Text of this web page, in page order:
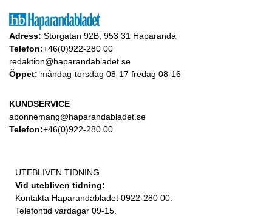
Adress: Storgatan 92B, 953 31 Haparanda
Telefon:+46(0)922-280 00
redaktion@haparandabladet.se
Öppet: måndag-torsdag 08-17 fredag 08-16
KUNDSERVICE
abonnemang@haparandabladet.se
Telefon:+46(0)922-280 00
UTEBLIVEN TIDNING
Vid utebliven tidning:
Kontakta Haparandabladet 0922-280 00.
Telefontid vardagar 09-15.